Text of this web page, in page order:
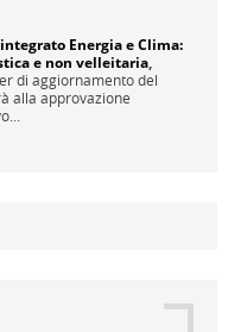
Energia e Clima:
e non velleitaria,
di aggiornamento del
alla approvazione